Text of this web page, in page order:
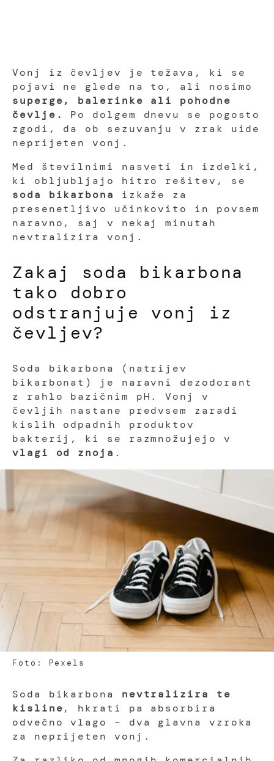
Vonj iz čevljev je težava, ki se
pojavi ne glede na to, ali nosimo
superge, balerinke ali pohodne
čevlje.
Po dolgem dnevu se pogosto
zgodi, da ob sezuvanju v zrak uide
neprijeten vonj.
Med številnimi nasveti in izdelki,
ki obljubljajo hitro rešitev, se
soda bikarbona
izkaže za
presenetljivo učinkovito in povsem
naravno, saj v nekaj minutah
nevtralizira vonj.
Zakaj soda bikarbona
tako dobro
odstranjuje vonj iz
čevljev?
Soda bikarbona (natrijev
bikarbonat) je naravni dezodorant
z rahlo bazičnim pH. Vonj v
čevljih nastane predvsem zaradi
kislih odpadnih produktov
bakterij, ki se razmnožujejo v
vlagi od znoja .
Foto: Pexels
Soda bikarbona nevtralizira te
kisline, hkrati pa absorbira
odvečno vlago – dva glavna vzroka
za neprijeten vonj.